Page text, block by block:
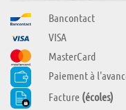
Bancontact
VISA
MasterCard
Paiement à
Facture (écoles)